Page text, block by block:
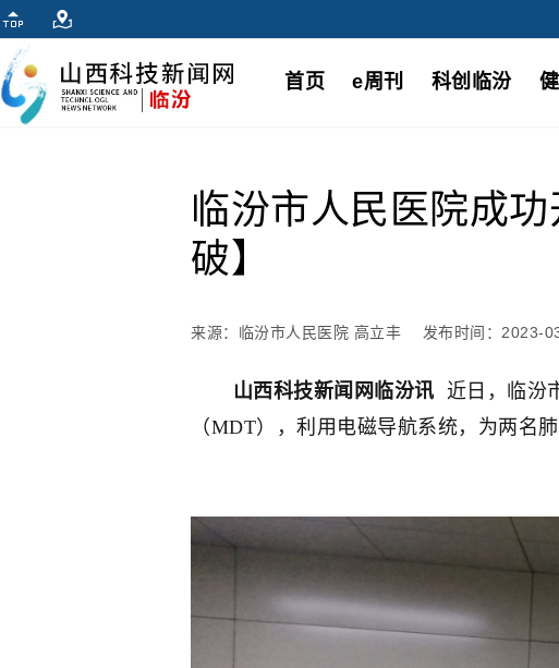
首页 e周刊 科创临汾
临汾市人民医院成
破】
来源：临汾市人民医院 高立丰 发布时间：2023-
山西科技新闻网临汾讯 近日，临汾
（MDT），利用电磁导航系统，为两名